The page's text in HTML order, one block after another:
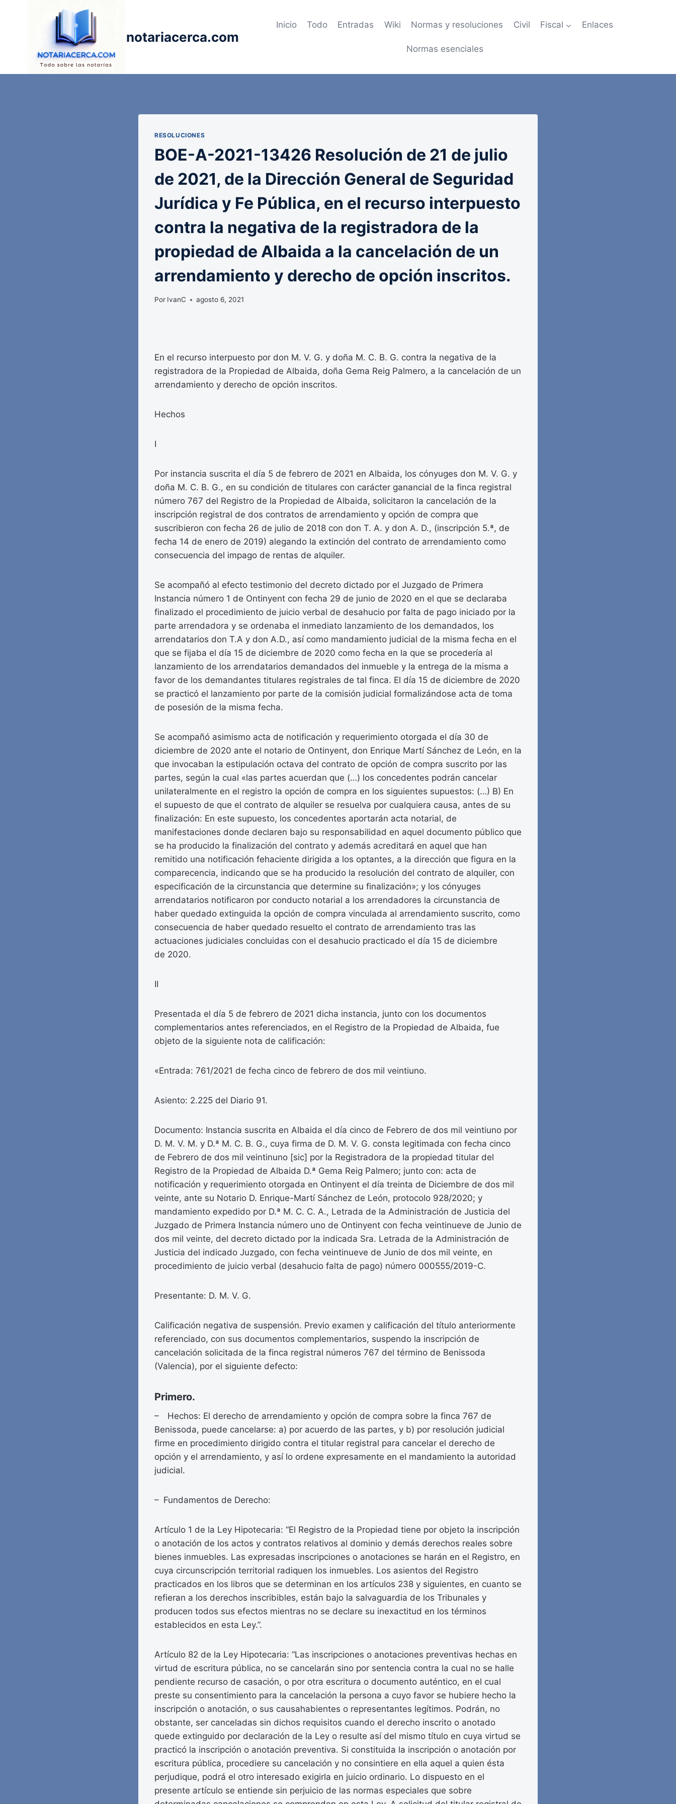
notariacerca.com
Inicio Todo Entradas Wiki Normas y resoluciones Civil Fiscal Enlaces
Normas esenciales
RESOLUCIONES
BOE-A-2021-13426 Resolución de 21 de julio
de 2021, de la Dirección General de Seguridad
Jurídica y Fe Pública, en el recurso interpuesto
contra la negativa de la registradora de la
propiedad de Albaida a la cancelación de un
arrendamiento y derecho de opción inscritos.
Por IvanC agosto 6, 2021
En el recurso interpuesto por don M. V. G. y doña M. C. B. G. contra la negativa de la
registradora de la Propiedad de Albaida, doña Gema Reig Palmero, a la cancelación de un
arrendamiento y derecho de opción inscritos.
Hechos
I
Por instancia suscrita el día 5 de febrero de 2021 en Albaida, los cónyuges don M. V. G. y
doña M. C. B. G., en su condición de titulares con carácter ganancial de la finca registral
número 767 del Registro de la Propiedad de Albaida, solicitaron la cancelación de la
inscripción registral de dos contratos de arrendamiento y opción de compra que
suscribieron con fecha 26 de julio de 2018 con don T. A. y don A. D., (inscripción 5.ª, de
fecha 14 de enero de 2019) alegando la extinción del contrato de arrendamiento como
consecuencia del impago de rentas de alquiler.
Se acompañó al efecto testimonio del decreto dictado por el Juzgado de Primera
Instancia número 1 de Ontinyent con fecha 29 de junio de 2020 en el que se declaraba
finalizado el procedimiento de juicio verbal de desahucio por falta de pago iniciado por la
parte arrendadora y se ordenaba el inmediato lanzamiento de los demandados, los
arrendatarios don T.A y don A.D., así como mandamiento judicial de la misma fecha en el
que se fijaba el día 15 de diciembre de 2020 como fecha en la que se procedería al
lanzamiento de los arrendatarios demandados del inmueble y la entrega de la misma a
favor de los demandantes titulares registrales de tal finca. El día 15 de diciembre de 2020
se practicó el lanzamiento por parte de la comisión judicial formalizándose acta de toma
de posesión de la misma fecha.
Se acompañó asimismo acta de notificación y requerimiento otorgada el día 30 de
diciembre de 2020 ante el notario de Ontinyent, don Enrique Martí Sánchez de León, en la
que invocaban la estipulación octava del contrato de opción de compra suscrito por las
partes, según la cual «las partes acuerdan que (…) los concedentes podrán cancelar
unilateralmente en el registro la opción de compra en los siguientes supuestos: (…) B) En
el supuesto de que el contrato de alquiler se resuelva por cualquiera causa, antes de su
finalización: En este supuesto, los concedentes aportarán acta notarial, de
manifestaciones donde declaren bajo su responsabilidad en aquel documento público que
se ha producido la finalización del contrato y además acreditará en aquel que han
remitido una notificación fehaciente dirigida a los optantes, a la dirección que figura en la
comparecencia, indicando que se ha producido la resolución del contrato de alquiler, con
especificación de la circunstancia que determine su finalización»; y los cónyuges
arrendatarios notificaron por conducto notarial a los arrendadores la circunstancia de
haber quedado extinguida la opción de compra vinculada al arrendamiento suscrito, como
consecuencia de haber quedado resuelto el contrato de arrendamiento tras las
actuaciones judiciales concluidas con el desahucio practicado el día 15 de diciembre
de 2020.
II
Presentada el día 5 de febrero de 2021 dicha instancia, junto con los documentos
complementarios antes referenciados, en el Registro de la Propiedad de Albaida, fue
objeto de la siguiente nota de calificación:
«Entrada: 761/2021 de fecha cinco de febrero de dos mil veintiuno.
Asiento: 2.225 del Diario 91.
Documento: Instancia suscrita en Albaida el día cinco de Febrero de dos mil veintiuno por
D. M. V. M. y D.ª M. C. B. G., cuya firma de D. M. V. G. consta legitimada con fecha cinco
de Febrero de dos mil veintinuno [sic] por la Registradora de la propiedad titular del
Registro de la Propiedad de Albaida D.ª Gema Reig Palmero; junto con: acta de
notificación y requerimiento otorgada en Ontinyent el día treinta de Diciembre de dos mil
veinte, ante su Notario D. Enrique-Martí Sánchez de León, protocolo 928/2020; y
mandamiento expedido por D.ª M. C. C. A., Letrada de la Administración de Justicia del
Juzgado de Primera Instancia número uno de Ontinyent con fecha veintinueve de Junio de
dos mil veinte, del decreto dictado por la indicada Sra. Letrada de la Administración de
Justicia del indicado Juzgado, con fecha veintinueve de Junio de dos mil veinte, en
procedimiento de juicio verbal (desahucio falta de pago) número 000555/2019-C.
Presentante: D. M. V. G.
Calificación negativa de suspensión. Previo examen y calificación del título anteriormente
referenciado, con sus documentos complementarios, suspendo la inscripción de
cancelación solicitada de la finca registral números 767 del término de Benissoda
(Valencia), por el siguiente defecto:
Primero.
– Hechos: El derecho de arrendamiento y opción de compra sobre la finca 767 de
Benissoda, puede cancelarse: a) por acuerdo de las partes, y b) por resolución judicial
firme en procedimiento dirigido contra el titular registral para cancelar el derecho de
opción y el arrendamiento, y así lo ordene expresamente en el mandamiento la autoridad
judicial.
– Fundamentos de Derecho:
Artículo 1 de la Ley Hipotecaria: “El Registro de la Propiedad tiene por objeto la inscripción
o anotación de los actos y contratos relativos al dominio y demás derechos reales sobre
bienes inmuebles. Las expresadas inscripciones o anotaciones se harán en el Registro, en
cuya circunscripción territorial radiquen los inmuebles. Los asientos del Registro
practicados en los libros que se determinan en los artículos 238 y siguientes, en cuanto se
refieran a los derechos inscribibles, están bajo la salvaguardia de los Tribunales y
producen todos sus efectos mientras no se declare su inexactitud en los términos
establecidos en esta Ley.”.
Artículo 82 de la Ley Hipotecaria: “Las inscripciones o anotaciones preventivas hechas en
virtud de escritura pública, no se cancelarán sino por sentencia contra la cual no se halle
pendiente recurso de casación, o por otra escritura o documento auténtico, en el cual
preste su consentimiento para la cancelación la persona a cuyo favor se hubiere hecho la
inscripción o anotación, o sus causahabientes o representantes legítimos. Podrán, no
obstante, ser canceladas sin dichos requisitos cuando el derecho inscrito o anotado
quede extinguido por declaración de la Ley o resulte así del mismo título en cuya virtud se
practicó la inscripción o anotación preventiva. Si constituida la inscripción o anotación por
escritura pública, procediere su cancelación y no consintiere en ella aquel a quien ésta
perjudique, podrá el otro interesado exigirla en juicio ordinario. Lo dispuesto en el
presente artículo se entiende sin perjuicio de las normas especiales que sobre